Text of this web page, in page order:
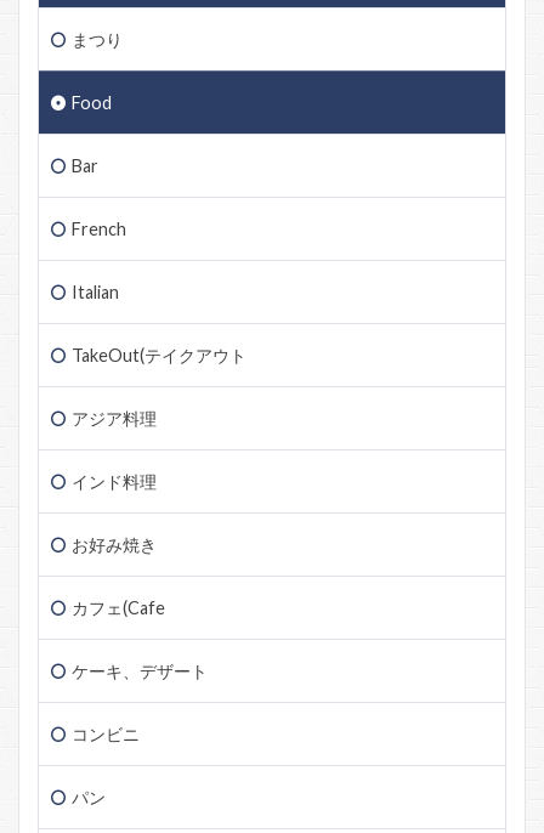
まつり
Food
Bar
French
Italian
TakeOut(テイクアウト
アジア料理
インド料理
お好み焼き
カフェ(Cafe
ケーキ、デザート
コンビニ
パン